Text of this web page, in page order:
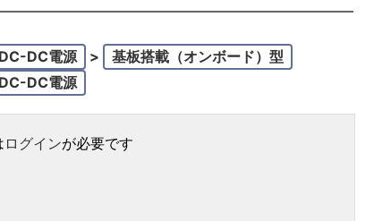
DC-DC電源 >
基板搭載（オンボード）型
DC-DC電源
ログインが必要です